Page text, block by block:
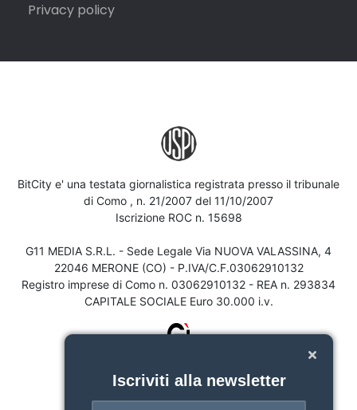
Privacy policy
BitCity e' una testata giornalistica registrata presso il tribunale
di Como , n. 21/2007 del 11/10/2007
Iscrizione ROC n. 15698
G11 MEDIA S.R.L. - Sede Legale Via NUOVA VALASSINA, 4
22046 MERONE (CO) - P.IVA/C.F.03062910132
Registro imprese di Como n. 03062910132 - REA n. 293834
CAPITALE SOCIALE Euro 30.000 i.v.
Iscriviti alla newsletter